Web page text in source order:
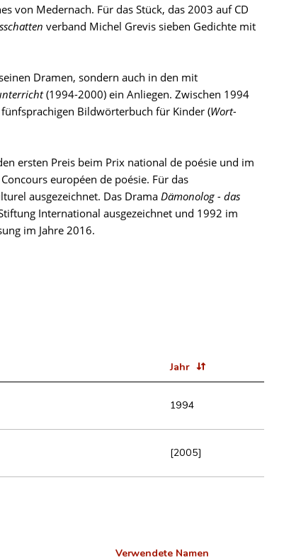
von Medernach. Für das Stück, das 2003 auf CD
verband Michel Grevis sieben Gedichte mit
Dramen, sondern auch in den mit
(1994-2000) ein Anliegen. Zwischen 1994
Bildwörterbuch für Kinder (Wort-
ersten Preis beim Prix national de poésie und im
européen de poésie. Für das
ausgezeichnet. Das Drama Dämonolog - das
International ausgezeichnet und 1992 im
im Jahre 2016.
Jahr
1994
[2005]
Verwendete Namen